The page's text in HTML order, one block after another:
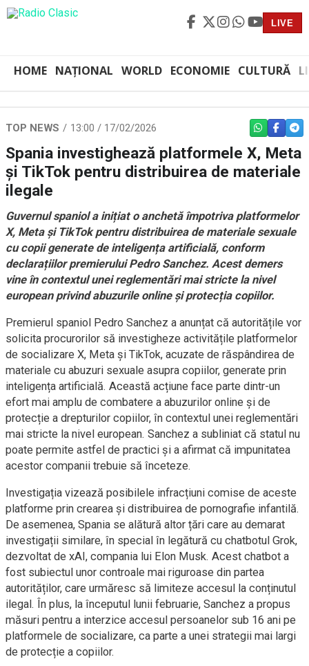
LIVE
HOME NAȚIONAL WORLD ECONOMIE CULTURĂ
TOP NEWS 13:00 / 17/02/2026 WHATSAPP
Spania investighează platformele X, Meta
și TikTok pentru distribuirea de materiale
ilegale
Guvernul spaniol a inițiat o anchetă împotriva platformelor
X, Meta și TikTok pentru distribuirea de materiale sexuale
cu copii generate de inteligența artificială, conform
declarațiilor premierului Pedro Sanchez. Acest demers
vine în contextul unei reglementări mai stricte la nivel
european privind abuzurile online și protecția copiilor.
Premierul spaniol Pedro Sanchez a anunțat că autoritățile vor
solicita procurorilor să investigheze activitățile platformelor
de socializare X, Meta și TikTok, acuzate de răspândirea de
materiale cu abuzuri sexuale asupra copiilor, generate prin
inteligența artificială. Această acțiune face parte dintr-un
efort mai amplu de combatere a abuzurilor online și de
protecție a drepturilor copiilor, în contextul unei reglementări
mai stricte la nivel european. Sanchez a subliniat că statul nu
poate permite astfel de practici și a afirmat că impunitatea
acestor companii trebuie să înceteze.
Investigația vizează posibilele infracțiuni comise de aceste
platforme prin crearea și distribuirea de pornografie infantilă.
De asemenea, Spania se alătură altor țări care au demarat
investigații similare, în special în legătură cu chatbotul Grok,
dezvoltat de xAI, compania lui Elon Musk. Acest chatbot a
fost subiectul unor controale mai riguroase din partea
autorităților, care urmăresc să limiteze accesul la conținutul
ilegal. În plus, la începutul lunii februarie, Sanchez a propus
măsuri pentru a interzice accesul persoanelor sub 16 ani pe
platformele de socializare, ca parte a unei strategii mai largi
de protecție a copiilor.